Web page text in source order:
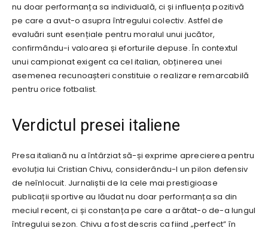
nu doar performanța sa individuală, ci și influența pozitivă
pe care a avut-o asupra întregului colectiv. Astfel de
evaluări sunt esențiale pentru moralul unui jucător,
confirmându-i valoarea și eforturile depuse. În contextul
unui campionat exigent ca cel italian, obținerea unei
asemenea recunoașteri constituie o realizare remarcabilă
pentru orice fotbalist.
Verdictul presei italiene
Presa italiană nu a întârziat să-și exprime aprecierea pentru
evoluția lui Cristian Chivu, considerându-l un pilon defensiv
de neînlocuit. Jurnaliștii de la cele mai prestigioase
publicații sportive au lăudat nu doar performanța sa din
meciul recent, ci și constanța pe care a arătat-o de-a lungul
întregului sezon. Chivu a fost descris ca fiind „perfect” în